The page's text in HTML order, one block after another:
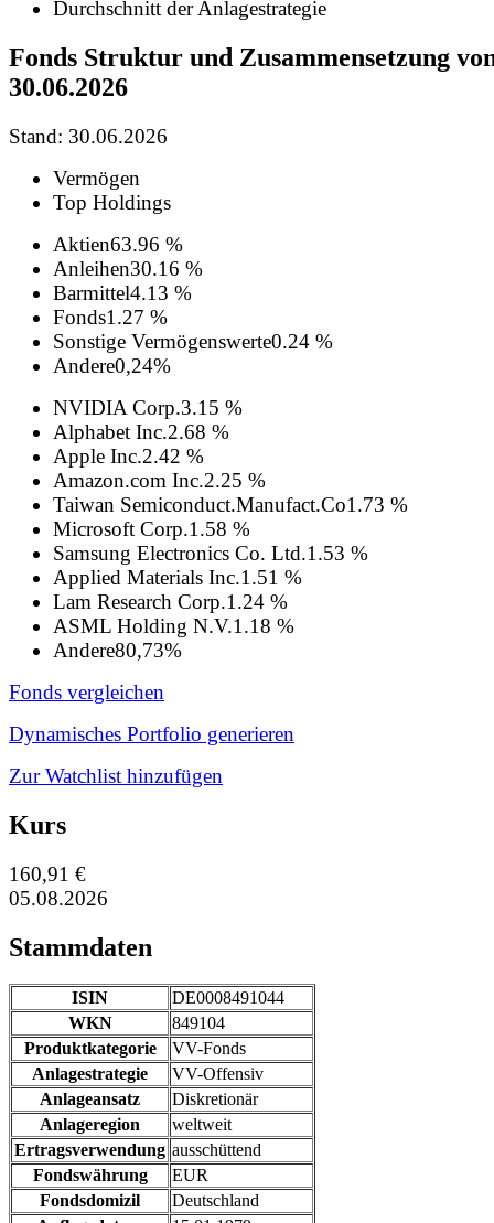
Durchschnitt der Anlagestrategie
Fonds Struktur und Zusammensetzung
30.06.2026
Stand: 30.06.2026
Vermögen
Top Holdings
Aktien63.96 %
Anleihen30.16 %
Barmittel4.13 %
Fonds1.27 %
Sonstige Vermögenswerte0.24 %
Andere0,24%
NVIDIA Corp.3.15 %
Alphabet Inc.2.68 %
Apple Inc.2.42 %
Amazon.com Inc.2.25 %
Taiwan Semiconduct.Manufact.Co1.73 %
Microsoft Corp.1.58 %
Samsung Electronics Co. Ltd.1.53 %
Applied Materials Inc.1.51 %
Lam Research Corp.1.24 %
ASML Holding N.V.1.18 %
Andere80,73%
Fonds vergleichen
Dynamisches Portfolio generieren
Zur Watchlist hinzufügen
Kurs
160,91 €
05.08.2026
Stammdaten
ISIN
DE0008491044
WKN
849104
Produktkategorie
VV-Fonds
Anlagestrategie
VV-Offensiv
Anlageansatz
Diskretionär
Anlageregion
weltweit
Ertragsverwendung ausschüttend
Fondswährung
EUR
Fondsdomizil
Deutschland